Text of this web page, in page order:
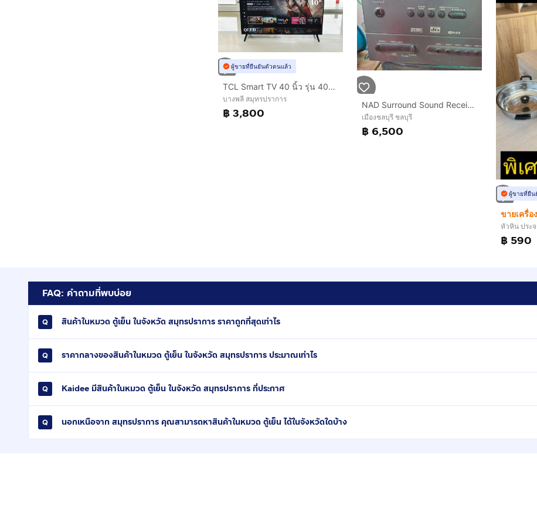
ผู้ขายที่ยืนยันตัวตนแล้ว
TCL Smart TV 40 นิ้ว รุ่น 40S5K
บางพลี สมุทรปราการ
฿ 3,800
NAD Surround Sound Receiver T 760
เมืองชลบุรี ชลบุรี
฿ 6,500
ผู้ขายที่ยืน
หัวหิน ประ
฿ 590
FAQ: คำถามที่พบบ่อย
สินค้าในหมวด ตู้เย็น ในจังหวัด สมุทรปราการ ราคาถูกที่สุดเท่าไร
ราคากลางของสินค้าในหมวด ตู้เย็น ในจังหวัด สมุทรปราการ ประมาณเท่าไร
Kaidee มีสินค้าในหมวด ตู้เย็น ในจังหวัด สมุทรปราการ กี่ประกาศ
นอกเหนือจาก สมุทรปราการ คุณสามารถหาสินค้าในหมวด ตู้เย็น ได้ในจังหวัดใดบ้าง